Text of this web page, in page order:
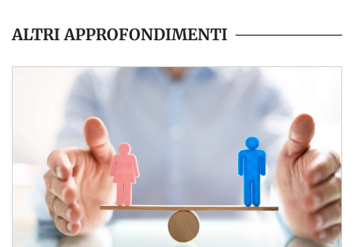
ALTRI APPROFONDIMENTI